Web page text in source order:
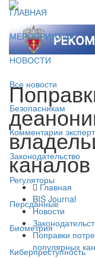
ГЛАВНАЯ
МЕРОПРИЯТИЯ
НОВОСТИ
Все новости
Безопасникам
Комментарии
Законодательство
Регуляторы
Персданные
Биометрия
Киберпреступность
каналов
Главная
BIS Journal
Новости
Поправки
популярных